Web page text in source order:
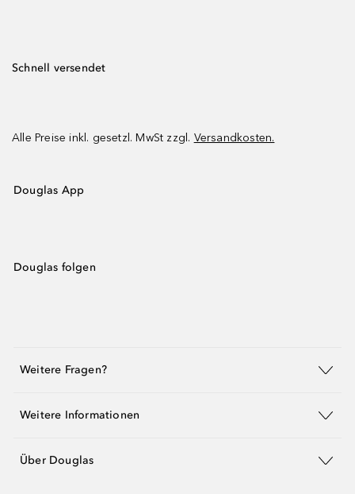
Schnell versendet
Alle Preise inkl. gesetzl. MwSt zzgl. Versandkosten.
Douglas App
Douglas folgen
Weitere Fragen?
Weitere Informationen
Über Douglas